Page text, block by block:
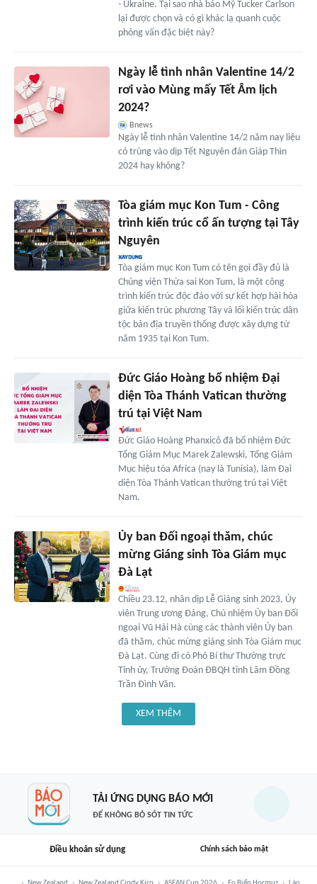
- Ukraine. Tại sao nhà báo Mỹ Tucker Carlson
lại được chọn và có gì khác lạ quanh cuộc
phỏng vấn đặc biệt này?
Ngày lễ tình nhân Valentine 14/2
rơi vào Mùng mấy Tết Âm lịch
2024?
Bnews
Ngày lễ tình nhân Valentine 14/2 năm nay liệu
có trùng vào dịp Tết Nguyên đán Giáp Thìn
2024 hay không?
Tòa giám mục Kon Tum - Công
trình kiến trúc cổ ấn tượng tại Tây
Nguyên
Tòa giám mục Kon Tum có tên gọi đầy đủ là
Chủng viện Thừa sai Kon Tum, là một công
trình kiến trúc độc đáo với sự kết hợp hài hòa
giữa kiến trúc phương Tây và lối kiến trúc dân
tộc bản địa truyền thống được xây dựng từ
năm 1935 tại Kon Tum.
Đức Giáo Hoàng bổ nhiệm Đại
diện Tòa Thánh Vatican thường
trú tại Việt Nam
Đức Giáo Hoàng Phanxicô đã bổ nhiệm Đức
Tổng Giám Mục Marek Zalewski, Tổng Giám
Mục hiệu tòa Africa (nay là Tunisia), làm Đại
diện Tòa Thánh Vatican thường trú tại Việt
Nam.
Ủy ban Đối ngoại thăm, chúc
mừng Giáng sinh Tòa Giám mục
Đà Lạt
Chiều 23.12, nhân dịp Lễ Giáng sinh 2023, Ủy
viên Trung ương Đảng, Chủ nhiệm Ủy ban Đối
ngoại Vũ Hải Hà cùng các thành viên Ủy ban
đã thăm, chúc mừng giáng sinh Tòa Giám mục
Đà Lạt. Cùng đi có Phó Bí thư Thường trực
Tỉnh ủy, Trưởng Đoàn ĐBQH tỉnh Lâm Đồng
Trần Đình Văn.
XEM THÊM
TẢI ỨNG DỤNG BÁO MỚI
ĐỂ KHÔNG BỎ SÓT TIN TỨC
Điều khoản sử dụng Chính sách bảo mật
New Zealand New Zealand Cindy Kiro ASEAN Cup 2026 Eo Biển Hormuz Lào